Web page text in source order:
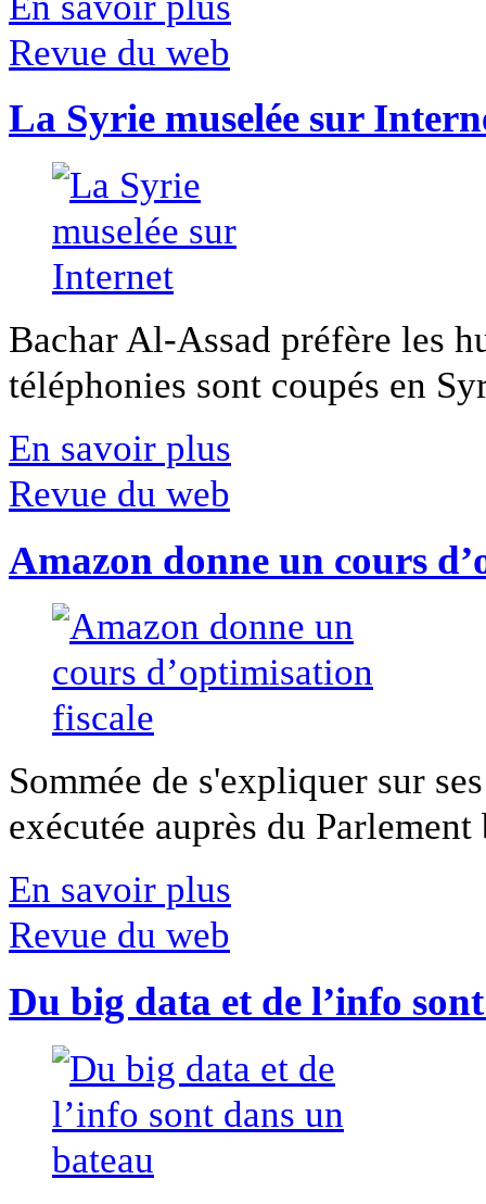
Revue du web
La Syrie muselée sur
Bachar Al-Assad préfère les
téléphonies sont coupés en
En savoir plus
Revue du web
Amazon donne un cours
Sommée de s'expliquer sur
exécutée auprès du
En savoir plus
Revue du web
Du big data et de l’info